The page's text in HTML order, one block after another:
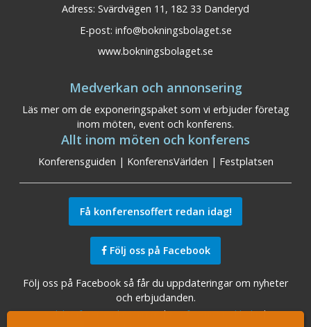
Adress: Svärdvägen 11, 182 33 Danderyd
E-post: info@bokningsbolaget.se
www.bokningsbolaget.se
Medverkan och annonsering
Läs mer om de exponeringspaket som vi erbjuder företag
inom möten, event och konferens.
Allt inom möten och konferens
Konferensguiden | KonferensVärlden | Festplatsen
Få konferensoffert redan idag!
Följ oss på Facebook
Följ oss på Facebook så får du uppdateringar om nyheter
och erbjudanden.
Sök konferensanläggningar|Konferens Stockholm|